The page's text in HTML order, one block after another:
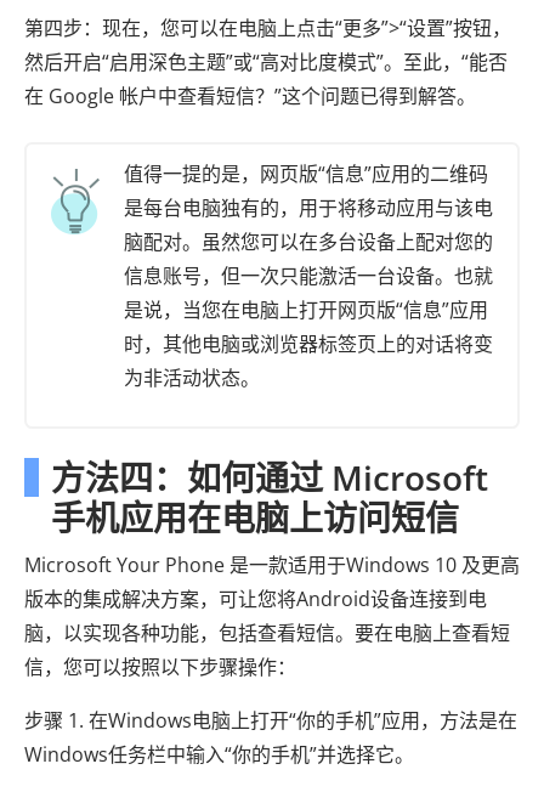
第四步：现在，您可以在电脑上点击“更多”>“设置”按钮，
然后开启“启用深色主题”或“高对比度模式”。至此，“能否
在 Google 帐户中查看短信？”这个问题已得到解答。
值得一提的是，网页版“信息”应用的二维码
是每台电脑独有的，用于将移动应用与该电
脑配对。虽然您可以在多台设备上配对您的
信息账号，但一次只能激活一台设备。也就
是说，当您在电脑上打开网页版“信息”应用
时，其他电脑或浏览器标签页上的对话将变
为非活动状态。
方法四：如何通过 Microsoft
手机应用在电脑上访问短信
Microsoft Your Phone 是一款适用于Windows 10 及更高
版本的集成解决方案，可让您将Android设备连接到电
脑，以实现各种功能，包括查看短信。要在电脑上查看短
信，您可以按照以下步骤操作：
步骤 1. 在Windows电脑上打开“你的手机”应用，方法是在
Windows任务栏中输入“你的手机”并选择它。